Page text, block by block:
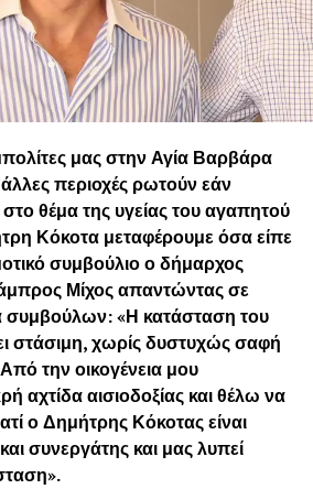
μας στην Αγία Βαρβάρα
περιοχές ρωτούν εάν
στο θέμα της υγείας του αγαπητού
Κόκοτα μεταφέρουμε όσα είπε
συμβούλιο ο δήμαρχος
Μίχος απαντώντας σε
συμβούλων: «Η κατάσταση του
στάσιμη, χωρίς δυστυχώς σαφή
την οικογένεια μου
αχτίδα αισιοδοξίας και θέλω να
ο Δημήτρης Κόκοτας είναι
συνεργάτης και μας λυπεί